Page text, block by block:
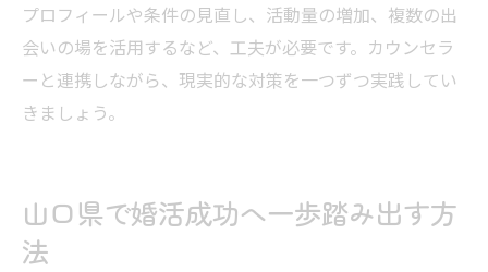
プロフィールや条件の見直し、活動量の増加、複数の出
会いの場を活用するなど、工夫が必要です。カウンセラ
ーと連携しながら、現実的な対策を一つずつ実践してい
きましょう。
山口県で婚活成功へ一歩踏み出す方
法